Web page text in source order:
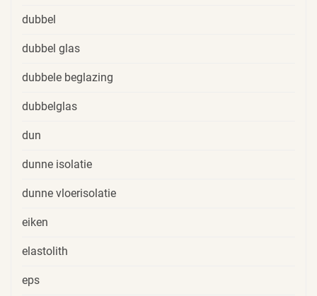
dubbel
dubbel glas
dubbele beglazing
dubbelglas
dun
dunne isolatie
dunne vloerisolatie
eiken
elastolith
eps